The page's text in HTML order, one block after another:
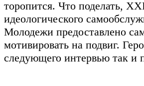
торопится. Что поделать,
идеологического
Молодежи предоставлено
мотивировать на подвиг.
следующего интервью так и